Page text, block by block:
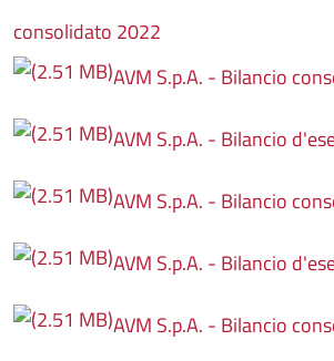
consolidato 2022
AVM S.p.A. - Bilancio
AVM S.p.A. - Bilancio
AVM S.p.A. - Bilancio
AVM S.p.A. - Bilancio
AVM S.p.A. - Bilancio